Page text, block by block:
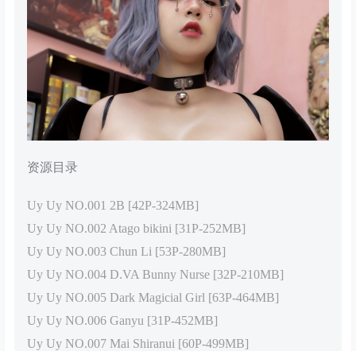
资源目录
Uy Uy NO.001 2B [42P-324MB]
Uy Uy NO.002 Atago bikini [31P-252MB]
Uy Uy NO.003 Chun Li [53P-280MB]
Uy Uy NO.004 D.VA Bunny Nurse [32P-210MB]
Uy Uy NO.005 Dark Magicial Girl [63P-464MB]
Uy Uy NO.006 Ganyu [31P-452MB]
Uy Uy NO.007 Mai Shiranui [60P-499MB]